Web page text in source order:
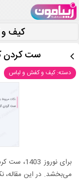
کیف و
ست کردن
دسته: کیف و کفش و لباس
برای
می‌بخشد. در این